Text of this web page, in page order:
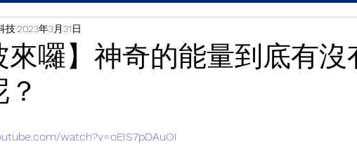
來囉】神奇的能量到底有沒
技2023年3月31日
watch?v=oEIS7pDAuOI